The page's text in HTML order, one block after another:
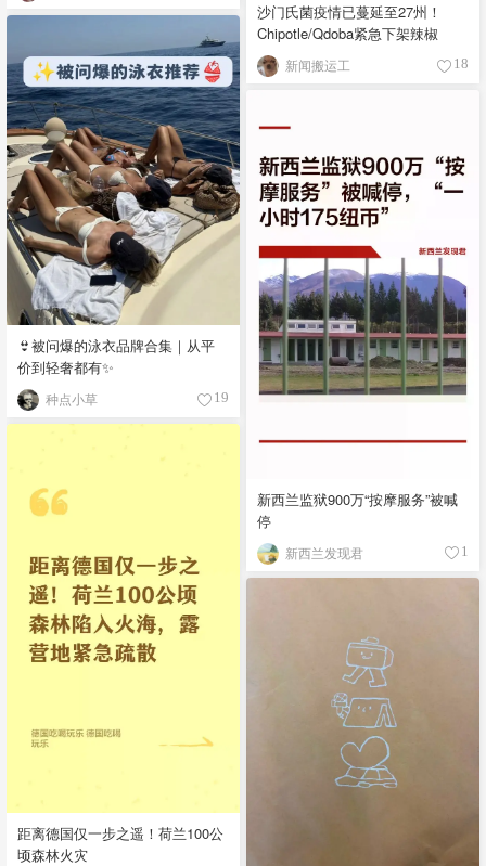
沙门氏菌疫情已蔓延至27州！
Chipotle/Qdoba紧急下架辣椒
新闻搬运工 18
👙被问爆的泳衣品牌合集｜从平
价到轻奢都有✨
种点小草 19
新西兰监狱900万“按摩服务”被喊
停
新西兰发现君 1
距离德国仅一步之遥！荷兰100公
顷森林火灾